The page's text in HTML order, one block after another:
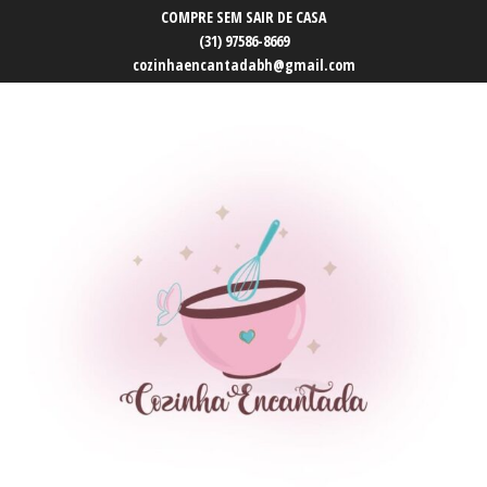
COMPRE SEM SAIR DE CASA
(31) 97586-8669
cozinhaencantadabh@gmail.com